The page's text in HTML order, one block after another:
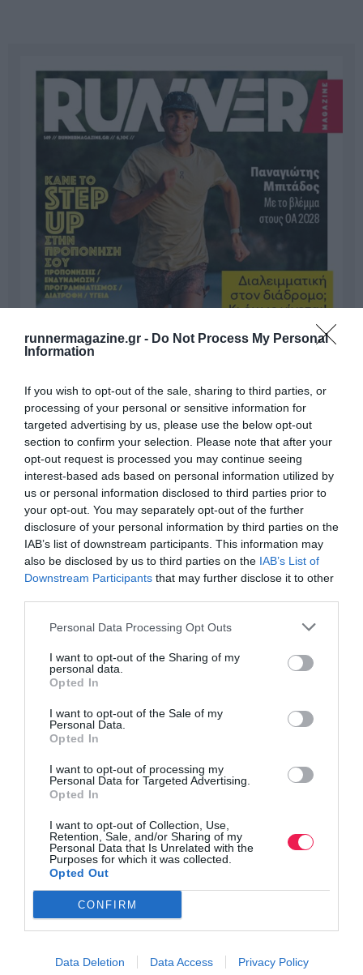
runnermagazine.gr - Do Not Process My Personal
Information
If you wish to opt-out of the sale, sharing to third parties, or
processing of your personal or sensitive information for
targeted advertising by us, please use the below opt-out
section to confirm your selection. Please note that after your
opt-out request is processed you may continue seeing
interest-based ads based on personal information utilized by
us or personal information disclosed to third parties prior to
your opt-out. You may separately opt-out of the further
disclosure of your personal information by third parties on the
IAB’s list of downstream participants. This information may
also be disclosed by us to third parties on the IAB’s List of
Downstream Participants that may further disclose it to other
Personal Data Processing Opt Outs
I want to opt-out of the Sharing of my
personal data.
Opted In
I want to opt-out of the Sale of my
Personal Data.
Opted In
I want to opt-out of processing my
Personal Data for Targeted Advertising.
Opted In
I want to opt-out of Collection, Use,
Retention, Sale, and/or Sharing of my
Personal Data that Is Unrelated with the
Purposes for which it was collected.
Opted Out
CONFIRM
Data Deletion Data Access Privacy Policy
Γίνε Συνδρομητής
Βρες το RUNNER!